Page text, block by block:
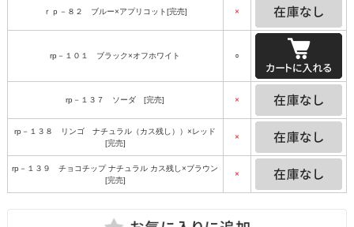
ｒｐ－８２ ブルー×アプリコット[完売] ×
rp－１０１ ブラック×オフホワイト ○
rp－１３７ ソーダ [完売] ×
rp－１３８ リンゴ ナチュラル（カス残し））×レッド
[完売]
×
rp－１３９ チョコチップ ナチュラル カス残し×ブラウン
[完売]
×